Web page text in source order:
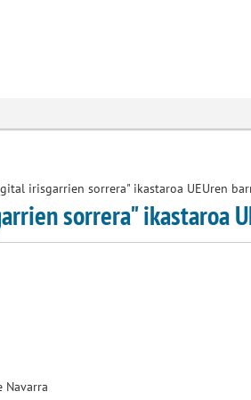
irisgarrien sorrera" ikastaroa UEUren
sorrera" ikastaroa
Navarra